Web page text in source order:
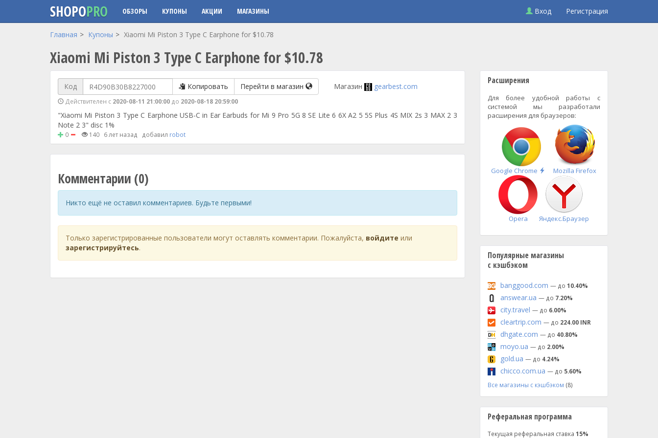
Перейти к основному содержанию
SHOPOPRO ОБЗОРЫ КУПОНЫ АКЦИИ МАГАЗИНЫ Вход Регистрация
Главная Купоны Xiaomi Mi Piston 3 Type C Earphone for $10.78
Xiaomi Mi Piston 3 Type C Earphone for $10.78
Код Копировать Перейти в магазин
Действителен с 2020-08-11 21:00:00 до 2020-08-18 20:59:00
Магазин gearbest.com
"Xiaomi Mi Piston 3 Type C Earphone USB-C in Ear Earbuds for Mi 9 Pro 5G 8 SE Lite 6 6X A2 5 5S Plus 4S MIX 2s 3 MAX 2 3
Note 2 3" disc 1%
0 140 6 лет назад добавил robot
Комментарии (0)
Никто ещё не оставил комментариев. Будьте первыми!
Только зарегистрированные пользователи могут оставлять комментарии. Пожалуйста, войдите или
зарегистрируйтесь.
Расширения
Для более удобной работы с
системой мы разработали
расширения для браузеров:
Google Chrome
Быстрая
установка
Mozilla Firefox
Opera Яндекс.Браузер
Популярные магазины
с кэшбэком
banggood.com — до 10.40%
answear.ua — до 7.20%
city.travel — до 6.00%
cleartrip.com — до 224.00 INR
dhgate.com — до 40.80%
moyo.ua — до 2.00%
gold.ua — до 4.24%
chicco.com.ua — до 5.60%
Все магазины с кэшбэком (8)
Реферальная программа
Текущая реферальная ставка 15%